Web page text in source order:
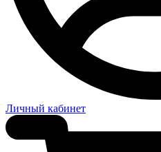
Личный кабинет